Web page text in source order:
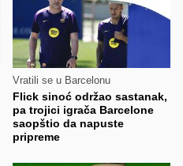
Vratili se u Barcelonu
Flick sinoć održao sastanak,
pa trojici igrača Barcelone
saopštio da napuste
pripreme